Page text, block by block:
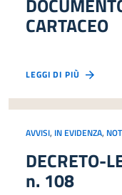
CARTACEO
LEGGI DI PIÙ
AVVISI, IN EVIDENZA,
DECRETO-
n. 108